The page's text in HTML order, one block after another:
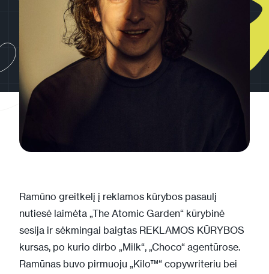
Ramūno greitkelį į reklamos kūrybos pasaulį
nutiesė laimėta „The Atomic Garden“ kūrybinė
sesija ir sėkmingai baigtas REKLAMOS KŪRYBOS
kursas, po kurio dirbo „Milk“, „Choco“ agentūrose.
Ramūnas buvo pirmuoju „Kilo™“ copywriteriu bei